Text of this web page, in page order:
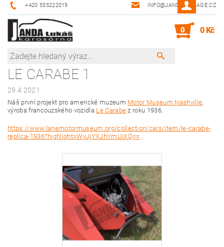
+420 555222019 INFO@JANDA-GARAGE.CZ
0 0 Kč
LE CARABE 1
29.4.2021
Náš první projekt pro americké muzeum Motor Museum Nashville,
výroba francouzského vozidla Le Carabe z roku 1936.
https://www.lanemotormuseum.org/collection/cars/item/le-carabe-
replica-1936?highlight=WyJjYXJhYmUiXQ==